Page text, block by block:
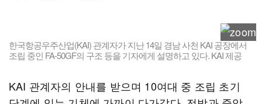
한국항공우주산업(KAI) 관계자가 지난 14일 경남 사천 KAI 공장에서
조립 중인 FA-50GF의 구조 등을 기자에게 설명하고 있다. KAI 제공
KAI 관계자의 안내를 받으며 10여대 중 조립 초기